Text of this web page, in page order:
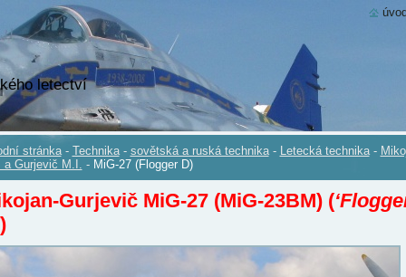
letectví
stránka - Technika - sovětská a ruská technika - Letecká technika -
a Gurjevič M.I. - MiG-27 (Flogger D)
Gurjevič MiG-27 (MiG-23BM) (
)